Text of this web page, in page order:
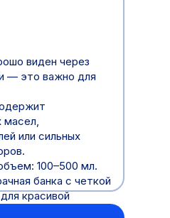
виден через
— это важно для
масел,
или сильных
100–500 мл.
банка с четкой
красивой